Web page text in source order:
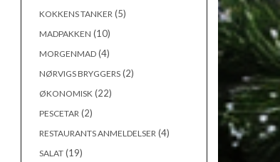
KOKKENS TANKER (5)
MADPAKKEN (10)
MORGENMAD(4)
NØRVIGS BRYGGERS(2)
ØKONOMISK (22)
PESCETAR (2)
RESTAURANTS ANMELDELSER (4)
SALAT(19)